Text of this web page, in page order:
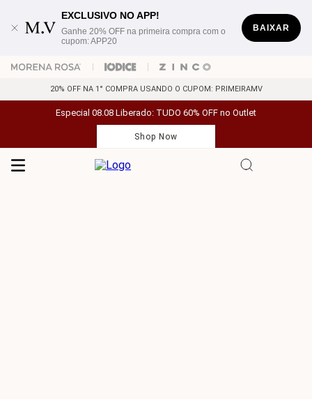
EXCLUSIVO NO APP!
Ganhe 20% OFF na primeira compra com o
cupom: APP20
BAIXAR
20% OFF NA 1° COMPRA USANDO O CUPOM: PRIMEIRAMV
Especial 08.08 Liberado: TUDO 60% OFF no Outlet
Shop Now